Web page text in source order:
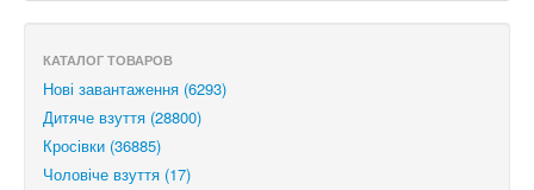
КАТАЛОГ ТОВАРОВ
Нові завантаження (6293)
Дитяче взуття (28800)
Кросівки (36885)
Чоловіче взуття (17)